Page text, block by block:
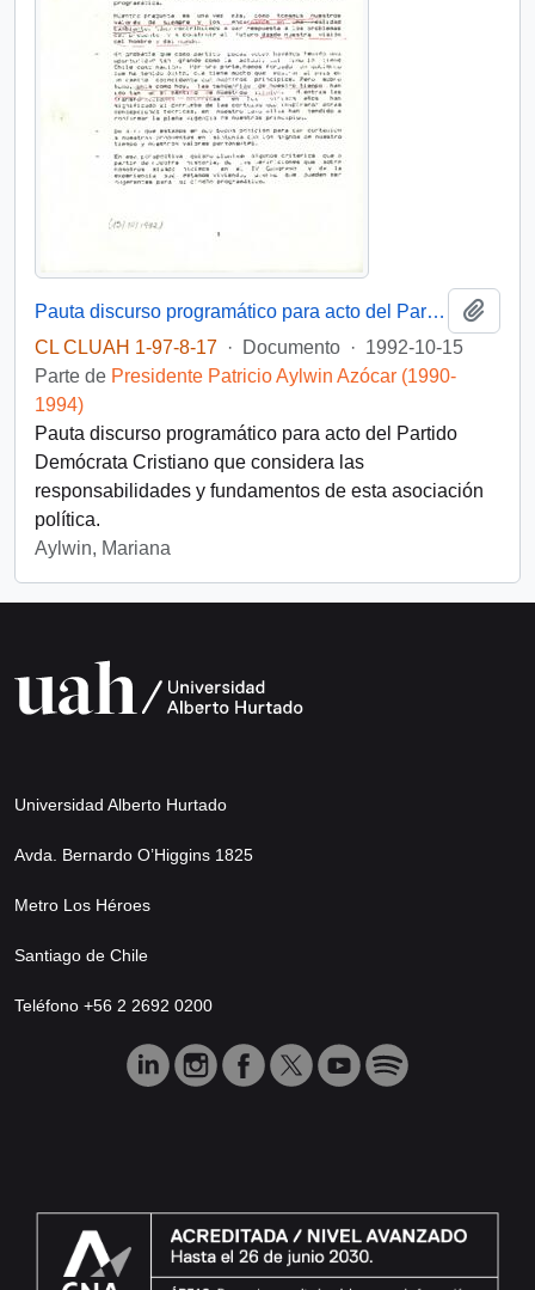
Pauta discurso programático para acto del Partido Demócrata Cristiano
CL CLUAH 1-97-8-17 · Documento · 1992-10-15
Parte de Presidente Patricio Aylwin Azócar (1990-
1994)
Pauta discurso programático para acto del Partido
Demócrata Cristiano que considera las
responsabilidades y fundamentos de esta asociación
política.
Aylwin, Mariana
Universidad Alberto Hurtado
Avda. Bernardo O’Higgins 1825
Metro Los Héroes
Santiago de Chile
Teléfono +56 2 2692 0200